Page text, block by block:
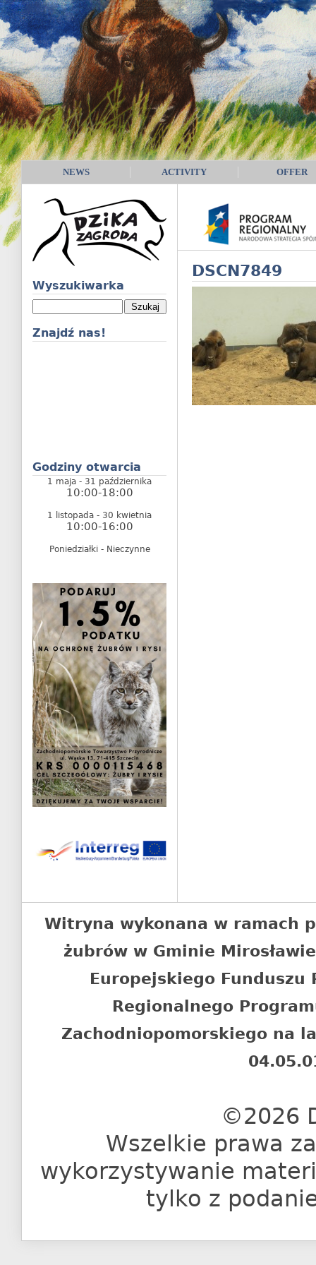
NEWS ACTIVITY OFFER
Wyszukiwarka
Znajdź nas!
Godziny otwarcia
1 maja - 31 października
10:00-18:00
1 listopada - 30 kwietnia
10:00-16:00
Poniedziałki - Nieczynne
DSCN7849
Witryna wykonana w ramach
żubrów w Gminie
Europejskiego Funduszu
Regionalnego
Zachodniopomorskiego na
©2026
Wszelkie prawa
wykorzystywanie
tylko z